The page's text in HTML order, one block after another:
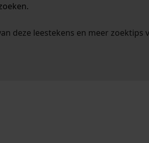
deze leestekens en meer zoektips